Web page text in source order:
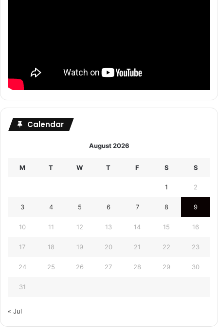
Calendar
August 2026
M T W T F S S
1 2
3 4 5 6 7 8 9
10 11 12 13 14 15 16
17 18 19 20 21 22 23
24 25 26 27 28 29 30
31
« Jul